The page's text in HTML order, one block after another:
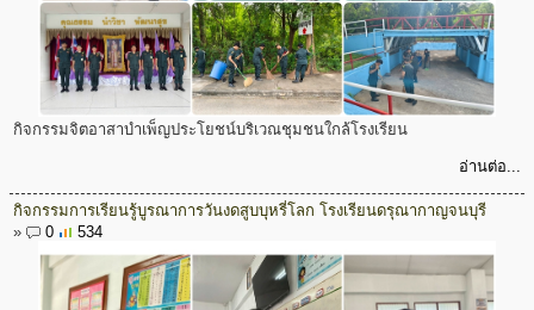
กิจกรรมจิตอาสาบำเพ็ญประโยชน์บริเวณชุมชนใกล้โรงเรียน
อ่านต่อ...
กิจกรรมการเรียนรู้บูรณาการวันงดสูบบุหรี่โลก โรงเรียนดรุณากาญจนบุรี
»
0 534